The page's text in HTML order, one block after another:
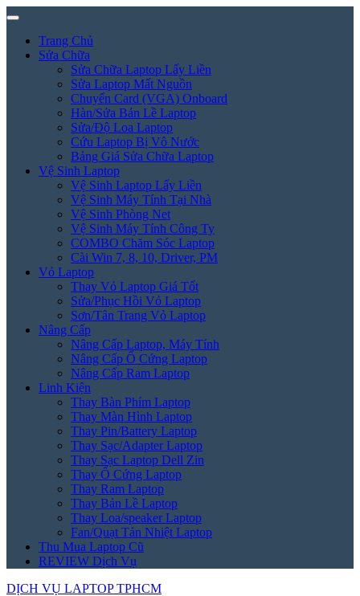
Trang Chủ
Sửa Chữa
Sửa Chữa Laptop Lấy Liền
Sửa Laptop Mất Nguồn
Chuyển Card (VGA) Onboard
Hàn/Sửa Bản Lề Laptop
Sửa/Độ Loa Laptop
Cứu Laptop Bị Vô Nước
Bảng Giá Sửa Chữa Laptop
Vệ Sinh Laptop
Vệ Sinh Laptop Lấy Liền
Vệ Sinh Máy Tính Tại Nhà
Vệ Sinh Phòng Net
Vệ Sinh Máy Tính Công Ty
COMBO Chăm Sóc Laptop
Cài Win 7, 8, 10, Driver, PM
Vỏ Laptop
Thay Vỏ Laptop Giá Tốt
Sửa/Phục Hồi Vỏ Laptop
Sơn/Tân Trang Vỏ Laptop
Nâng Cấp
Nâng Cấp Laptop, Máy Tính
Nâng Cấp Ổ Cứng Laptop
Nâng Cấp Ram Laptop
Linh Kiện
Thay Bàn Phím Laptop
Thay Màn Hình Laptop
Thay Pin/Battery Laptop
Thay Sạc/Adapter Laptop
Thay Sạc Laptop Dell Zin
Thay Ổ Cứng Laptop
Thay Ram Laptop
Thay Bản Lề Laptop
Thay Loa/speaker Laptop
Fan/Quạt Tản Nhiệt Laptop
Thu Mua Laptop Cũ
REVIEW Dịch Vụ
DỊCH VỤ LAPTOP TPHCM